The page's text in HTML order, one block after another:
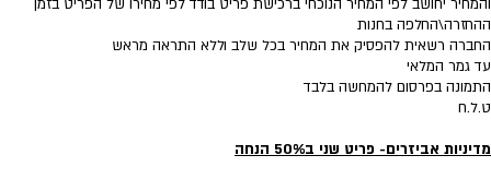
ההחזרה\החלפה בחנות
החברה רשאית להפסיק את המחיר בכל שלב וללא התראה מראש
עד גמר המלאי
התמונה בפרסום להמחשה בלבד
ט.ל.ח
מדיניות אביזרים- פריט שני ב50% הנחה